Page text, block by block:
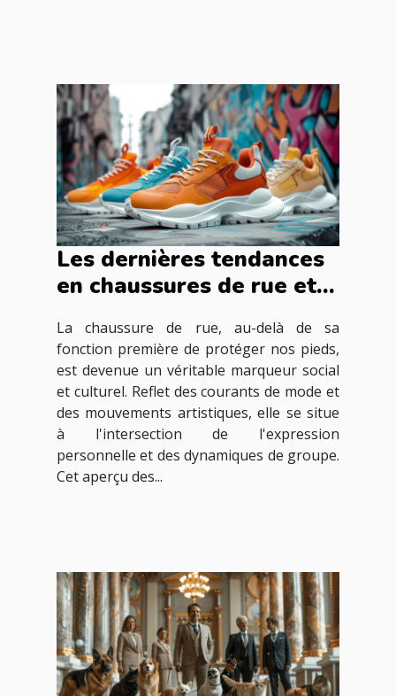
Les dernières tendances
en chaussures de rue et
La chaussure de rue, au-delà de sa
fonction première de protéger nos pieds,
est devenue un véritable marqueur social
et culturel. Reflet des courants de mode et
des mouvements artistiques, elle se situe
à l'intersection de l'expression
personnelle et des dynamiques de groupe.
Cet aperçu des...